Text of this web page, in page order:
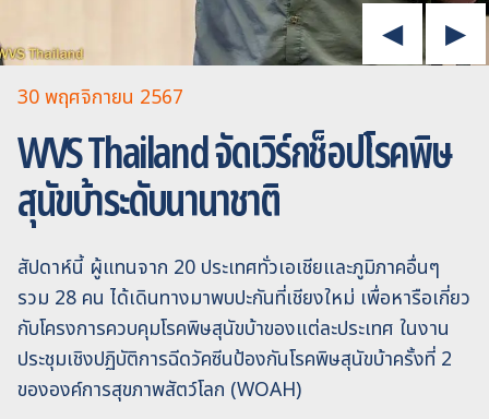
30 พฤศจิกายน 2567
WVS Thailand จัดเวิร์กช็อปโรคพิษ
สุนัขบ้าระดับนานาชาติ
สัปดาห์นี้ ผู้แทนจาก 20 ประเทศทั่วเอเชียและภูมิภาคอื่นๆ
รวม 28 คน ได้เดินทางมาพบปะกันที่เชียงใหม่ เพื่อหารือเกี่ยว
กับโครงการควบคุมโรคพิษสุนัขบ้าของแต่ละประเทศ ในงาน
ประชุมเชิงปฏิบัติการฉีดวัคซีนป้องกันโรคพิษสุนัขบ้าครั้งที่ 2
ขององค์การสุขภาพสัตว์โลก (WOAH)